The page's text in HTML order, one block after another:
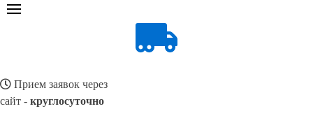
Прием заявок через
сайт - круглосуточно